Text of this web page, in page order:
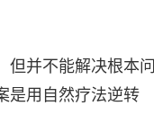
但并不能解决根本问
是用自然疗法逆转